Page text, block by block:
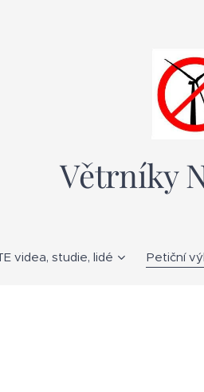
Větrníky
videa, studie, lidé Petiční